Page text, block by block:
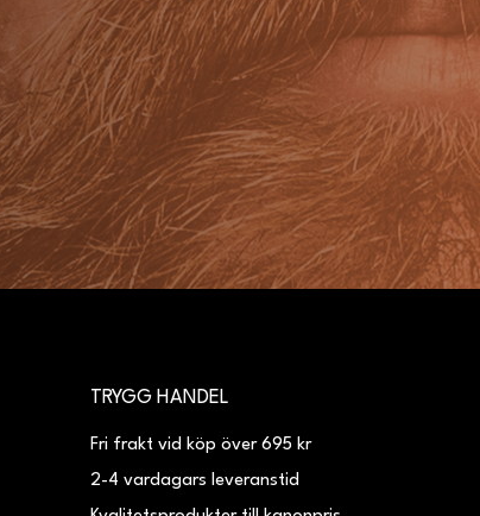
TRYGG HANDEL
Fri frakt vid köp över 695 kr
2-4 vardagars leveranstid